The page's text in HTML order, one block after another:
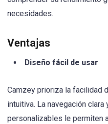
necesidades.
Ventajas
Diseño fácil de usar
Camzey prioriza la facilidad
intuitiva. La navegación clara
personalizables le permiten